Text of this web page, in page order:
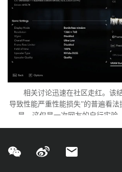
相关讨论迅速在社区走红。该
导致性能严重性能损失”的普遍看法
是，这仅是一次网友的自行实验